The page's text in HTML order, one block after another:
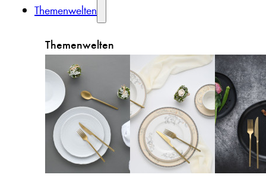
Themenwelten
Themenwelten